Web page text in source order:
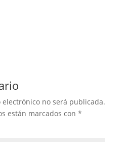
no será publicada.
están marcados con *